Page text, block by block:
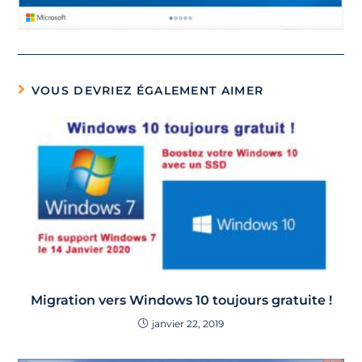
VOUS DEVRIEZ ÉGALEMENT AIMER
Migration vers Windows 10 toujours gratuite !
janvier 22, 2019